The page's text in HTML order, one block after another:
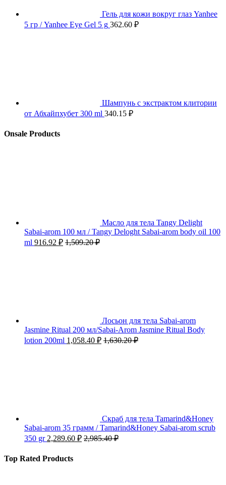
Гель для кожи вокруг глаз Yanhee
5 гр / Yanhee Eye Gel 5 g 362.60 ₽
Шампунь с экстрактом клитории
от Абхайпхубет 300 ml 340.15 ₽
Onsale Products
Масло для тела Tangy Delight
Sabai-arom 100 мл / Tangy Deloght Sabai-arom body oil 100
ml 916.92 ₽ 1,509.20₽
Лосьон для тела Sabai-arom
Jasmine Ritual 200 мл/Sabai-Arom Jasmine Ritual Body
lotion 200ml 1,058.40 ₽ 1,630.20₽
Скраб для тела Tamarind&Honey
Sabai-arom 35 грамм / Tamarind&Honey Sabai-arom scrub
350 gr 2,289.60 ₽ 2,985.40₽
Top Rated Products